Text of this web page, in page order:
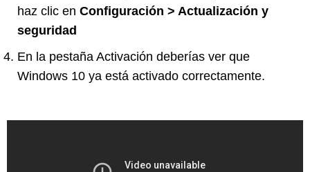
haz clic en Configuración > Actualización y
seguridad
En la pestaña Activación deberías ver que
Windows 10 ya está activado correctamente.